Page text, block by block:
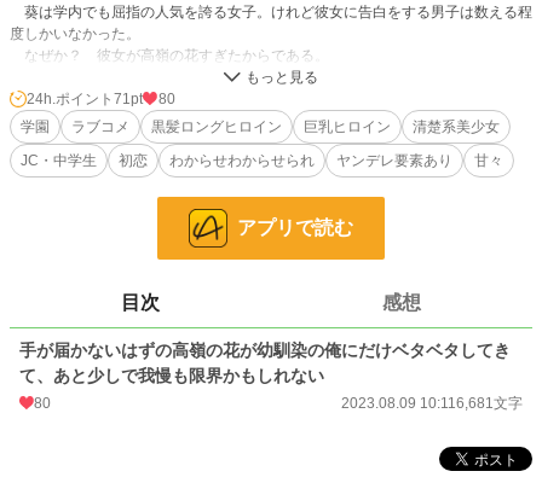
葵は学内でも屈指の人気を誇る女子。けれど彼女に告白をする男子は数える程
度しかいなかった。
なぜか？ 彼女が高嶺の花すぎたからである。
その美貌と肩書に誰もが気後れしてしまう。葵に告白する数少ない勇者も、こ
とごとく散っていった。
そんな誰もが憧れる美少女は、今日も俺と二人きりで無防備な姿をさらしてい
た。
幼馴染だからって、とっくに体つきは大人へと成長しているのだ。彼女がいつ
……本当にわからせられるのは俺の方だということを、この時点ではまだわか
13,900 位 / 228,912 件
恋愛 6,219 位 / 66,389 件
お気に入り 91
24h.ポイント 71pt
80
学園
ラブコメ 黒髪ロングヒロイン 巨乳ヒロイン
清楚系美少女
JC・中学生
初恋 わからせわからせられ ヤンデレ要素あり 甘々
アプリで読む
目次 感想
手が届かないはずの高嶺の花が幼馴染の俺にだけベタベタしてき
て、あと少しで我慢も限界かもしれない
80 2023.08.09 10:116,681文字